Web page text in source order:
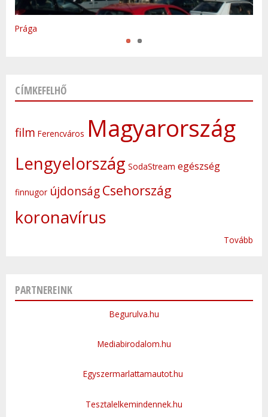
Prága
Varsó
CÍMKEFELHŐ
film Ferencváros Magyarország
Lengyelország SodaStream egészség
finnugor újdonságCsehország
koronavírus
Tovább
PARTNEREINK
Begurulva.hu
Mediabirodalom.hu
Egyszermarlattamautot.hu
Tesztalelkemindennek.hu